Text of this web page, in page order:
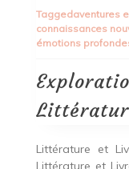
Taggedaventures
connaissances
émotions
Littérature et
Littérature et